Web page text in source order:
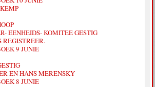
EENHEIDS- KOMITEE GESTIG
REGISTREER.
9 JUNIE
EN HANS MERENSKY
8 JUNIE